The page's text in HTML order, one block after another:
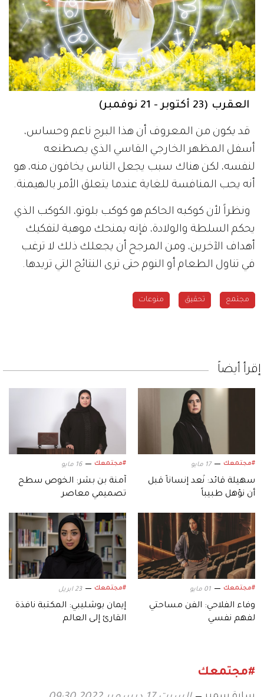
العقرب (23 أكتوبر - 21 نوفمبر)
قد يكون من المعروف أن هذا البرج ناعم وحساس،
أسفل المظهر الخارجي القاسي الذي يصطنعه
لنفسه، لكن هناك سبب يجعل الناس يخافون منه، هو
أنه يحب المنافسة للغاية عندما يتعلق الأمر بالهيمنة.
ونظراً لأن كوكبه الحاكم هو كوكب بلوتو، الكوكب الذي
يحكم السلطة والولادة، فإنه يمنحك موهبة لتفكيك
أهداف الآخرين، ومن المرجح أن يجعلك ذلك لا ترغب
في تناول الطعام أو النوم حتى ترى النتائج التي تريدها.
مجتمع تحقيق منوعات
إقرأ أيضاً
#مجتمعك 17 مايو
سهيلة قائد: نُعد إنساناً قبل
أن نؤهل طبيباً
#مجتمعك 16 مايو
آمنة بن بشر: الخوص سطح
تصميمي معاصر
#مجتمعك 01 مايو
وفاء الفلاحي: الفن مساحتي
لفهم نفسي
#مجتمعك 23 ابريل
إيمان بوشليبي: المكتبة نافذة
القارئ إلى العالم
#مجتمعك